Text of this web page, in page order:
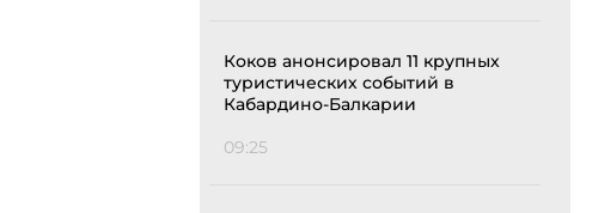
Коков анонсировал 11 крупных
туристических событий в
Кабардино-Балкарии
09:25